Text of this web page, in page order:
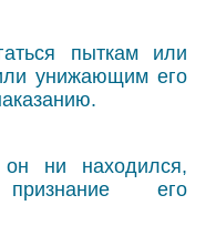
пыткам или
унижающим его
ни находился,
его